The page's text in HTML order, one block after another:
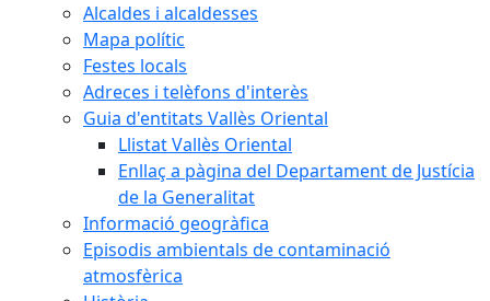
Alcaldes i alcaldesses
Mapa polític
Festes locals
Adreces i telèfons d'interès
Guia d'entitats Vallès Oriental
Llistat Vallès Oriental
Enllaç a pàgina del Departament de Justícia
de la Generalitat
Informació geogràfica
Episodis ambientals de contaminació
atmosfèrica